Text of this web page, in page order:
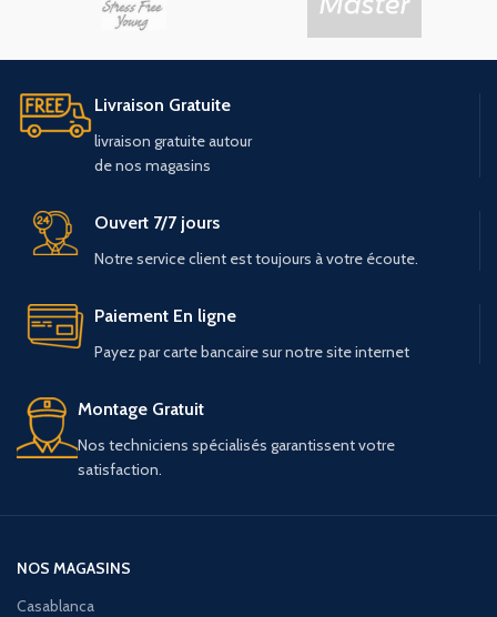
Livraison Gratuite
livraison gratuiteautour
denos magasins
Ouvert 7/7 jours
Notre service client est toujours à votre écoute.
Paiement En ligne
Payez par carte bancaire sur notre site internet
Montage Gratuit
Nos techniciens spécialisés garantissent votre
satisfaction.
NOS MAGASINS
Casablanca